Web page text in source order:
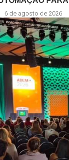
6 de agosto de 2026